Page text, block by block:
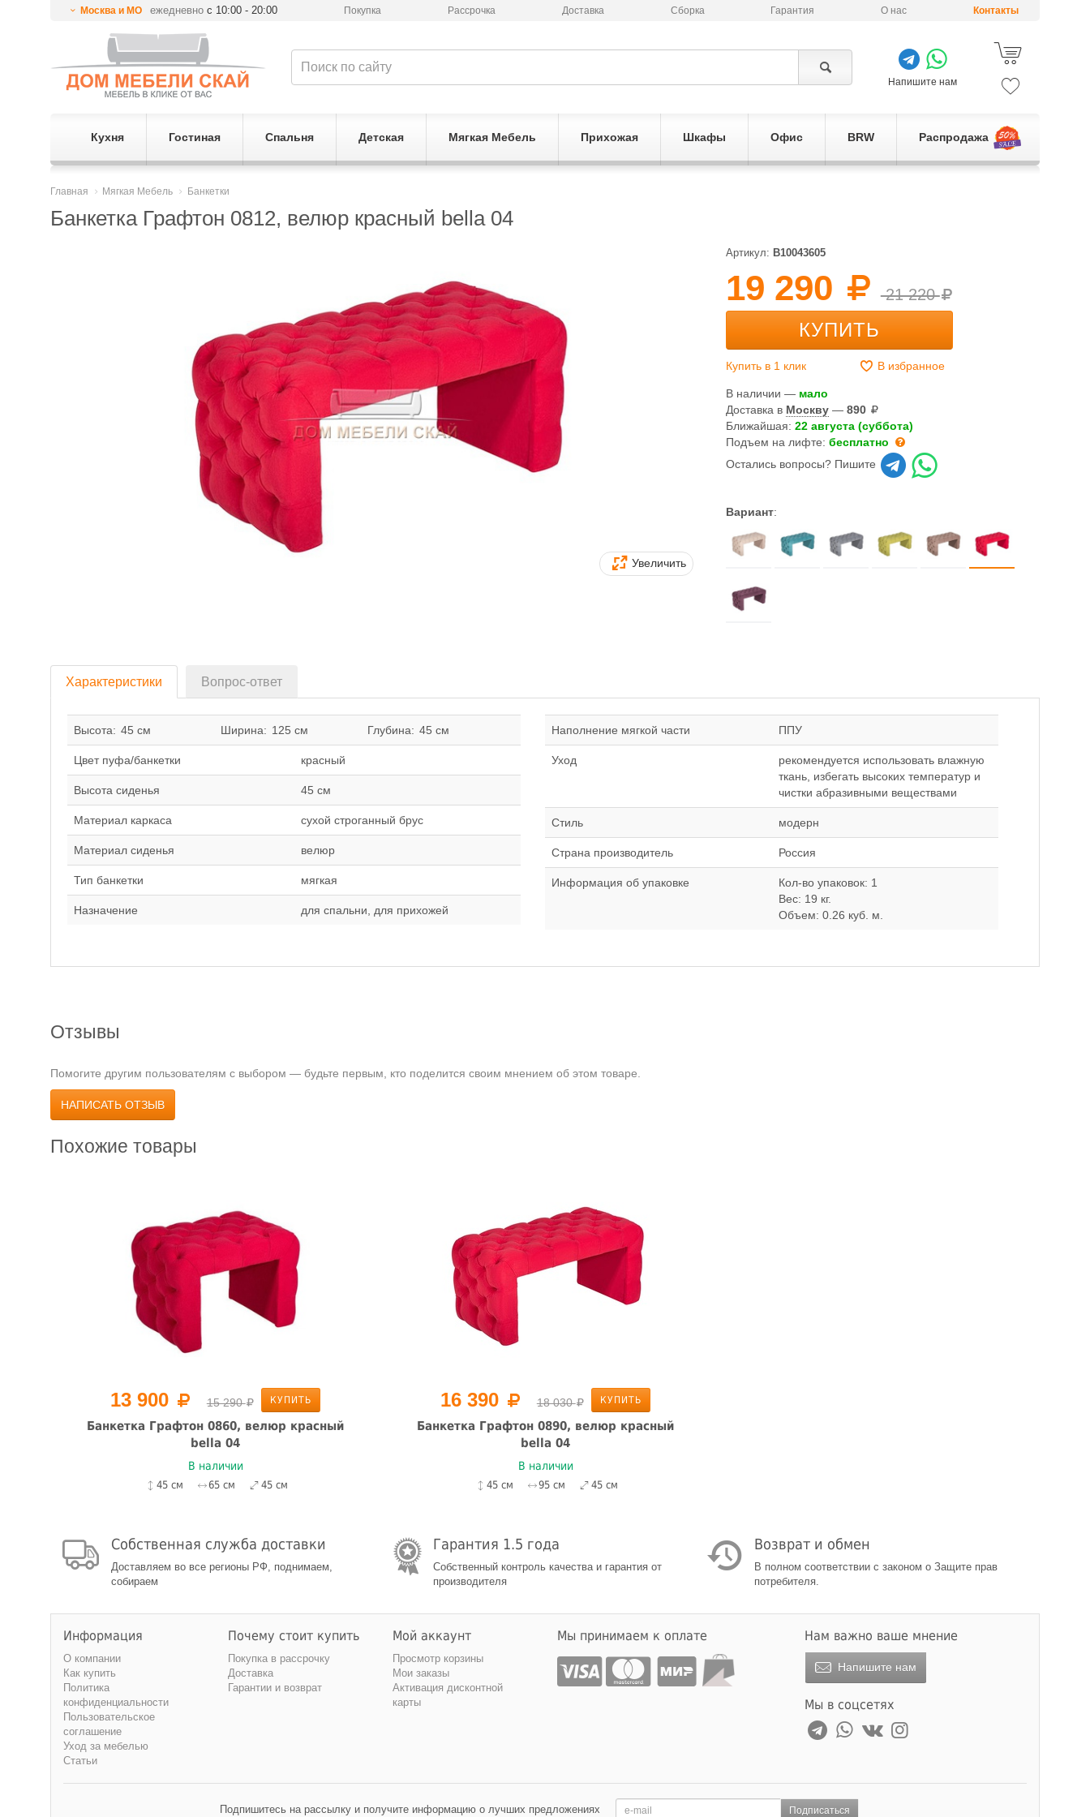
Москва и МО ежедневнос 10:00 - 20:00 Покупка Рассрочка Доставка Сборка Гарантия О нас Контакты
Напишите нам
Кухня Гостиная Спальня Детская Мягкая Мебель Прихожая Шкафы Офис BRW Распродажа
Главная Мягкая Мебель Банкетки
Банкетка Графтон 0812, велюр красный bella 04
Увеличить
Артикул: B10043605
19 290 21 220
КУПИТЬ
Купить в 1 клик В избранное
В наличии — мало
Доставка в Москву —890
Ближайшая:22 августа (суббота)
Подъем на лифте:бесплатно
Остались вопросы? Пишите
Вариант:
Характеристики Вопрос-ответ
Высота: 45 см Ширина: 125 см Глубина: 45 см
Цвет пуфа/банкетки красный
Высота сиденья 45 см
Материал каркаса сухой строганный брус
Материал сиденья велюр
Тип банкетки мягкая
Назначение для спальни, для прихожей
Наполнение мягкой части ППУ
Уход
рекомендуется использовать влажную
ткань, избегать высоких температур и
чистки абразивными веществами
Стиль модерн
Страна производитель Россия
Информация об упаковке
Кол-во упаковок: 1
Вес: 19 кг.
Объем: 0.26 куб. м.
Отзывы
Помогите другим пользователям с выбором — будьте первым, кто поделится своим мнением об этом товаре.
НАПИСАТЬ ОТЗЫВ
Похожие товары
13 900 15 290 КУПИТЬ
Банкетка Графтон 0860, велюр красный
bella 04
В наличии
45 см 65 см 45 см
16 390 18 030 КУПИТЬ
Банкетка Графтон 0890, велюр красный
bella 04
В наличии
45 см 95 см 45 см
Собственная служба доставки
Доставляем во все регионы РФ, поднимаем,
собираем
Гарантия 1.5 года
Собственный контроль качества и гарантия от
производителя
Возврат и обмен
В полном соответствии с законом о Защите прав
потребителя.
Информация
О компании
Как купить
Политика
конфиденциальности
Пользовательское
соглашение
Уход за мебелью
Статьи
Почему стоит купить
Покупка в рассрочку
Доставка
Гарантии и возврат
Мой аккаунт
Просмотр корзины
Мои заказы
Активация дисконтной
карты
Мы принимаем к оплате Нам важно ваше мнение
Напишите нам
Мы в соцсетях
Подпишитесь на рассылку и получите информацию о лучших предложениях Подписаться